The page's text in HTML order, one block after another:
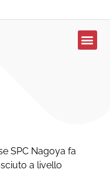
SPC Nagoya fa
a livello